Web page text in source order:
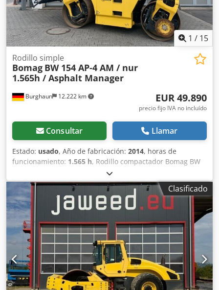
1 / 15
Burghaun 12.222 km
Rodillo simple
Bomag BW 154 AP-4 AM / nur
1.565h / Asphalt Manager
EUR 49.890
precio fijo IVA no incluído
Consultar Llamar
Estado: usado, Año de fabricación: 2014, horas de
funcionamiento: 1.565 h, Rodillo compactador Bomag BW
154 AP-4 AM, año de fabricación: 2014, horas de
funcionamiento: solo 1565 h, motor: Kubota [55,4 kW/75
CV], sistema Asphalt Manager 2, distribuidor de asfalto
Bomag, cortador de asfalto lateral derecho, peso: 7300 kg,
tambor de superficie lisa, buen estado, listo para su uso
inmediato. Si lo desea, le ofrecemos una propuesta de
arrendamiento o financiación. El Sr. Mihm (teléfono: )
estará encantado de atenderle. Encontrará más
información en nuestra página web. Salvo errores y venta
previa. Posibilidad de alquiler. = Más información =
Cjdpfozpdh Usx Af Aerf Póngase en contacto con Tobias
Ebert para obtener más información.
Clasificado